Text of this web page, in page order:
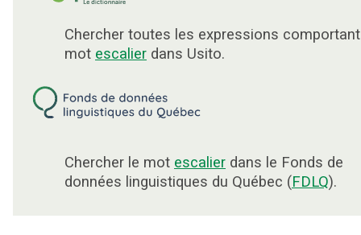
Chercher toutes les expressions
mot escalier dans Usito.
Chercher le mot escalier dans le Fonds de
données linguistiques du Québec (FDLQ).